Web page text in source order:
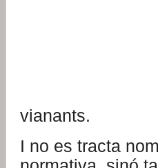
vianants.
I no es tracta